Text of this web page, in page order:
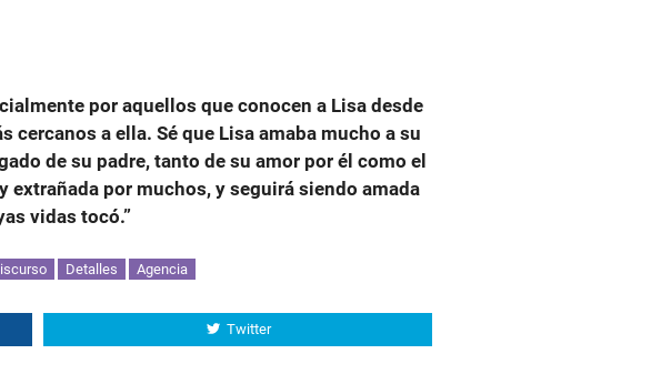
por aquellos que conocen a Lisa desde
cercanos a ella. Sé que Lisa amaba mucho a su
de su padre, tanto de su amor por él como el
extrañada por muchos, y seguirá siendo amada
vidas tocó.”
Detalles Agencia
Twitter